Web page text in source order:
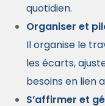
quotidien.
Organiser et
Il organise le
les écarts,
besoins en lien
S’affirmer et